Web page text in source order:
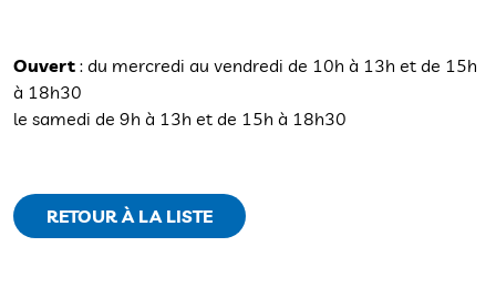
Ouvert : du mercredi au vendredi de 10h à 13h et de 15h
à 18h30
le samedi de 9h à 13h et de 15h à 18h30
RETOUR À LA LISTE